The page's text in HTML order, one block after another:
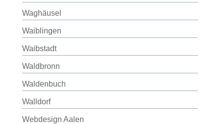
Waghäusel
Waiblingen
Waibstadt
Waldbronn
Waldenbuch
Walldorf
Webdesign Aalen